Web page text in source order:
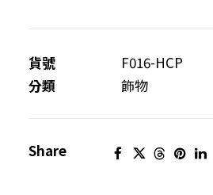
大
吉
貨號
F016-HCP
分類
飾物
Share